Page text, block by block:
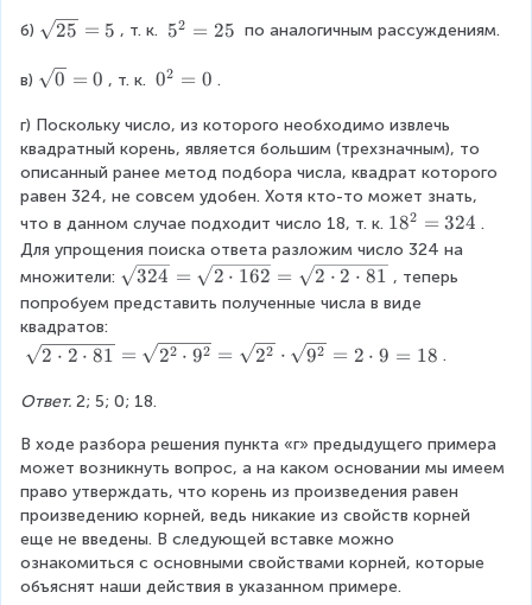
=
б) \
q
t
{
2
5
}
=
25 = 5 , т. к. 5
2
2
5
52 = 25 по аналогичным рассуждениям.
в) \
q
r
t
0
=
0
0 = 0 , т. к. 0
2
=
0
02 = 0 .
г) Поскольку число, из которого необходимо извлечь
квадратный корень, является большим (трехзначным), то
описанный ранее метод подбора числа, квадрат которого
равен 324, не совсем удобен. Хотя кто-то может знать,
что в данном случае подходит число 18, т. к. 1
8
2
=
2
182 = 324 .
Для упрощения поиска ответа разложим число 324 на
множители: \
s
r
{
2
4
}
=
\
s
q
324 = 2 ⋅ 162 = 2 ⋅ 2 ⋅ 81 , теперь
попробуем представить полученные числа в виде
квадратов:
\
q
t
{
2
\
c
d
o
2 ⋅ 2 ⋅ 81 = 22 ⋅ 92 = 22 ⋅ 92 = 2 ⋅ 9 = 18 .
Ответ. 2; 5; 0; 18.
В ходе разбора решения пункта «г» предыдущего примера
может возникнуть вопрос, а на каком основании мы имеем
право утверждать, что корень из произведения равен
произведению корней, ведь никакие из свойств корней
еще не введены. В следующей вставке можно
ознакомиться с основными свойствами корней, которые
объяснят наши действия в указанном примере.